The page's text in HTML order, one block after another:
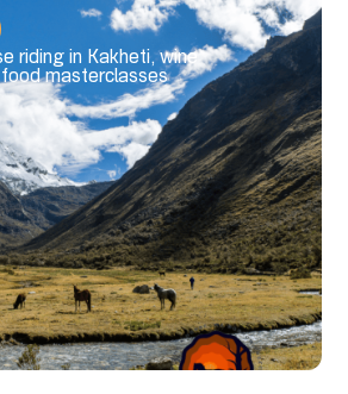
riding in Kakheti, wine
masterclasses